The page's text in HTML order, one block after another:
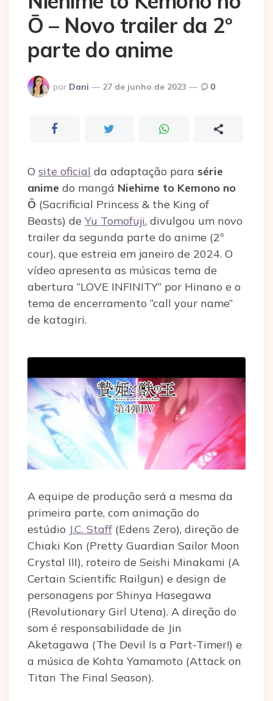
Ō – Novo trailer da 2º
parte do anime
Postado
por
por Dani 27 de junho de 2023 0
O site oficial da adaptação para série
anime do mangá Niehime to Kemono no
Ō (Sacrificial Princess & the King of
Beasts) de Yu Tomofuji, divulgou um novo
trailer da segunda parte do anime (2º
cour), que estreia em janeiro de 2024. O
vídeo apresenta as músicas tema de
abertura “LOVE INFINITY” por Hinano e o
tema de encerramento “call your name”
de katagiri.
A equipe de produção será a mesma da
primeira parte, com animação do
estúdio J.C. Staff (Edens Zero), direção de
Chiaki Kon (Pretty Guardian Sailor Moon
Crystal III), roteiro de Seishi Minakami (A
Certain Scientific Railgun) e design de
personagens por Shinya Hasegawa
(Revolutionary Girl Utena). A direção do
som é responsabilidade de Jin
Aketagawa (The Devil Is a Part-Timer!) e
a música de Kohta Yamamoto (Attack on
Titan The Final Season).